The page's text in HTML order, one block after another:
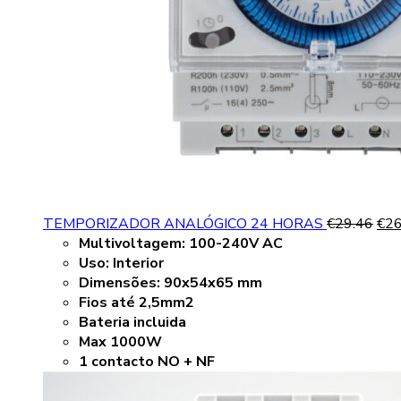
TEMPORIZADOR ANALÓGICO 24 HORAS €29.46€
Multivoltagem: 100-240V AC
Uso: Interior
Dimensões: 90x54x65 mm
Fios até 2,5mm2
Bateria incluida
Max 1000W
1 contacto NO + NF